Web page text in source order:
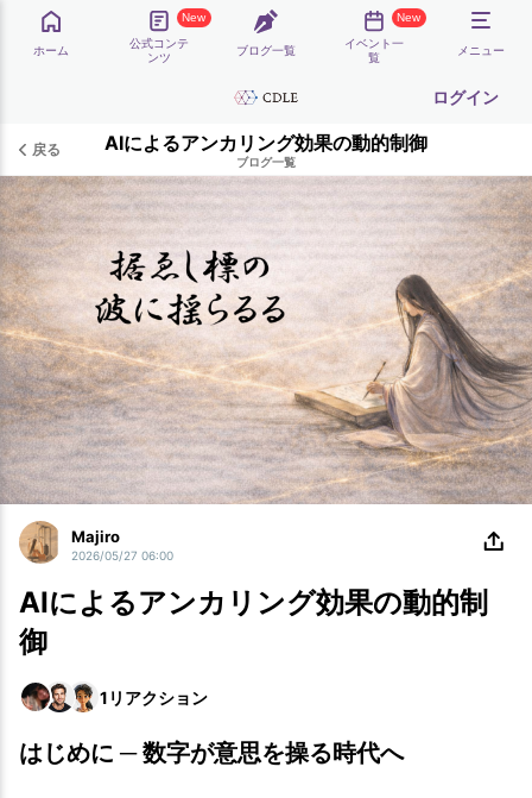
ホーム
New
公式コンテ
ンツ
ブログ一覧
New
イベント一
覧
メニュー
ログイン
戻る AIによるアンカリング効果の動的制御
ブログ一覧
Majiro
2026/05/27 06:00
AIによるアンカリング効果の動的制
御
1 リアクション
はじめに ─ 数字が意思を操る時代へ